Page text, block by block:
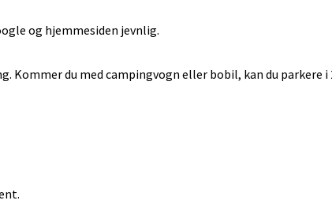
og hjemmesiden jevnlig.
Kommer du med campingvogn eller bobil, kan du parkere